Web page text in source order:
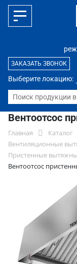
Выберите локацию:
ЗАКАЗАТЬ ЗВОНОК
Вентоотсос
Главная Каталог
Вентиляционные
Пристенные
Вентоотсос